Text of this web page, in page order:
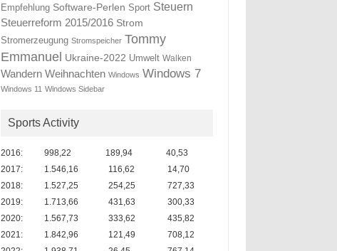
Empfehlung Software-Perlen Sport Steuern
Steuerreform 2015/2016 Strom
Stromerzeugung Stromspeicher Tommy
Emmanuel Ukraine-2022 Umwelt Walken
Wandern Weihnachten Windows Windows 7
Windows 11 Windows Sidebar
Sports Activity
2016: 998,22 189,94
40,53
2017:
1.546,16 116,62
14,70
2018:
1.527,25 254,25
727,33
2019:
1.713,66 431,63
300,33
2020:
1.567,73 333,62
435,82
2021:
1.842,96 121,49
708,12